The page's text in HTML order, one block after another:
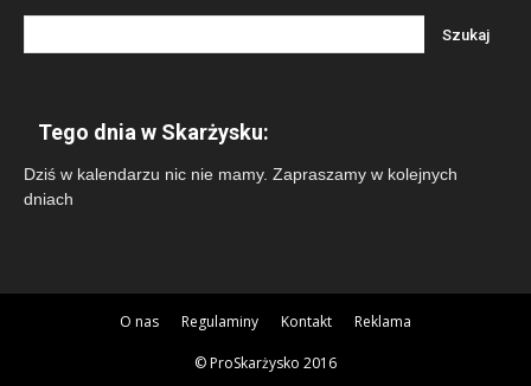
Tego dnia w Skarżysku:
Dziś w kalendarzu nic nie mamy. Zapraszamy w kolejnych
dniach
O nas Regulaminy Kontakt Reklama
© ProSkarżysko 2016